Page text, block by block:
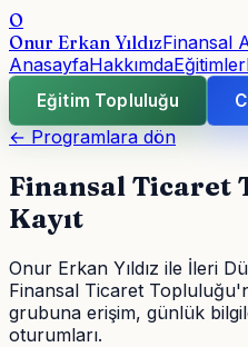
O
Onur Erkan YıldızFinansal
AnasayfaHakkımdaEğitimler
Eğitim Topluluğu
← Programlara dön
Finansal Ticaret
Kayıt
Onur Erkan Yıldız ile İleri
Finansal Ticaret
grubuna erişim, günlük
oturumları.